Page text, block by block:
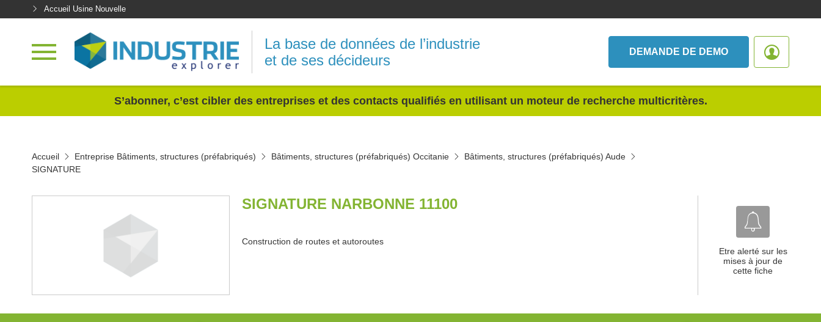
Accueil Usine Nouvelle
La base de données de l’industrie
et de ses décideurs
DEMANDE DE DEMO
S’abonner, c’est cibler des entreprises et des contacts qualifiés en utilisant un moteur de recherche multicritères.
Accueil Entreprise Bâtiments, structures (préfabriqués) Bâtiments, structures (préfabriqués) Occitanie
Bâtiments, structures (préfabriqués) Aude
SIGNATURE
SIGNATURE NARBONNE 11100
Construction de routes et autoroutes
Etre alerté sur les
mises à jour de
cette fiche